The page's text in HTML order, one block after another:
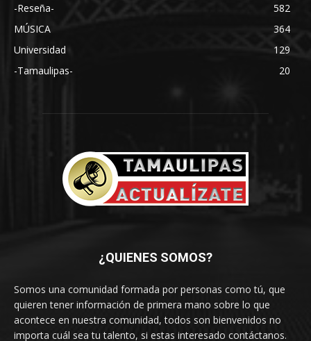
-Reseña-
582
MÚSICA
364
Universidad
129
-Tamaulipas-
20
¿QUIENES SOMOS?
Somos una comunidad formada por personas como tú, que
quieren tener información de primera mano sobre lo que
acontece en nuestra comunidad, todos son bienvenidos no
importa cuál sea tu talento, si estas interesado contáctanos.